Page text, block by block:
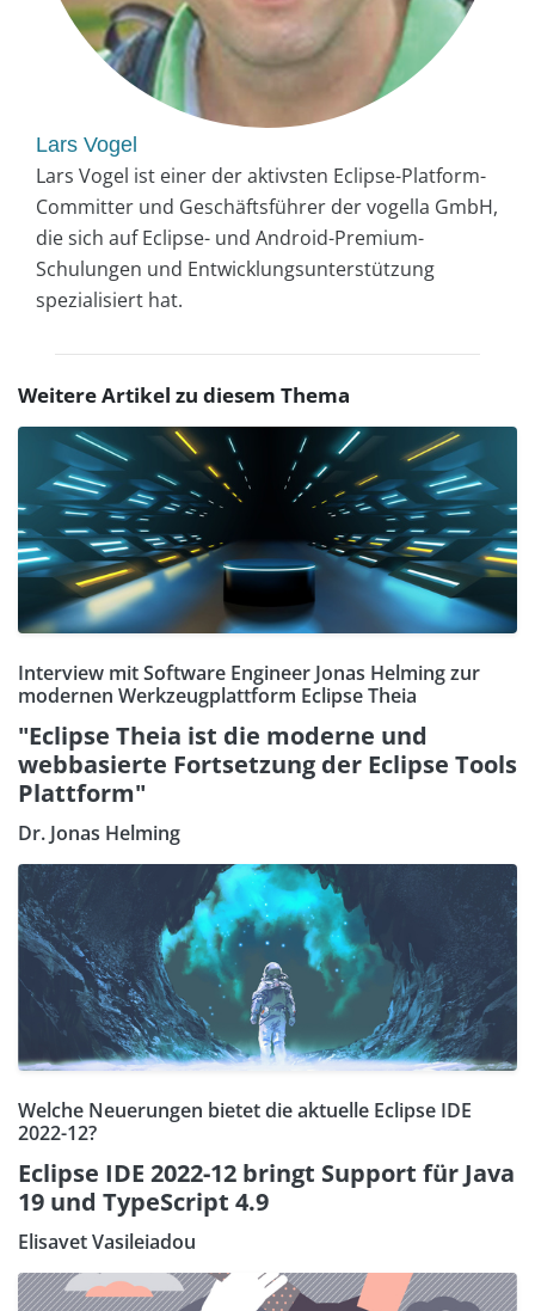
Lars Vogel
Lars Vogel ist einer der aktivsten Eclipse-Platform-
Committer und Geschäftsführer der vogella GmbH,
die sich auf Eclipse- und Android-Premium-
Schulungen und Entwicklungsunterstützung
spezialisiert hat.
Weitere Artikel zu diesem Thema
Interview mit Software Engineer Jonas Helming zur
modernen Werkzeugplattform Eclipse Theia
"Eclipse Theia ist die moderne und
webbasierte Fortsetzung der Eclipse Tools
Plattform"
Dr. Jonas Helming
Welche Neuerungen bietet die aktuelle Eclipse IDE
2022-12?
Eclipse IDE 2022-12 bringt Support für Java
19 und TypeScript 4.9
Elisavet Vasileiadou